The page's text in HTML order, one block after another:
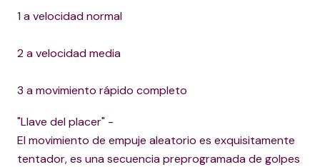
1 a velocidad normal
2 a velocidad media
3 a movimiento rápido completo
"Llave del placer" -
El movimiento de empuje aleatorio es exquisitamente
tentador, es una secuencia preprogramada de golpes